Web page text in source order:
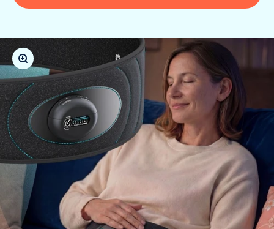
Zoomer sur l'image